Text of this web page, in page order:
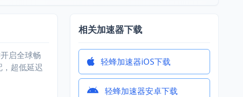
启全球畅
超低延迟
相关加速器下载
轻蜂加速器iOS下载
轻蜂加速器安卓下载